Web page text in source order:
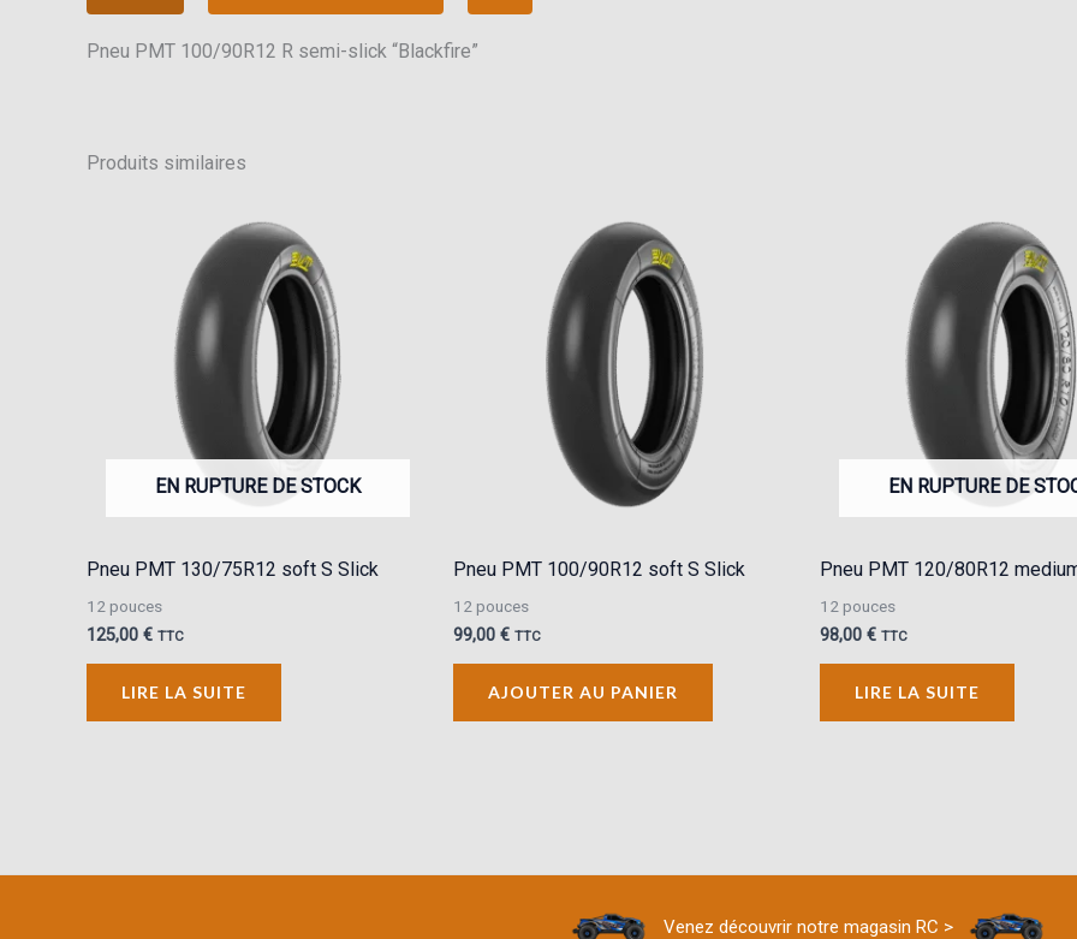
Pneu PMT 100/90R12 R semi-slick “Blackfire”
Produits similaires
EN RUPTURE DE STOCK
Pneu PMT 130/75R12 soft S Slick
12 pouces
125,00 € TTC
LIRE LA SUITE
Pneu PMT 100/90R12 soft S Slick
12 pouces
99,00 € TTC
AJOUTER AU PANIER
EN RUPTURE DE
Pneu PMT 120/80R12
12 pouces
98,00 € TTC
LIRE LA SUITE
Venez découvrir notre magasin RC >